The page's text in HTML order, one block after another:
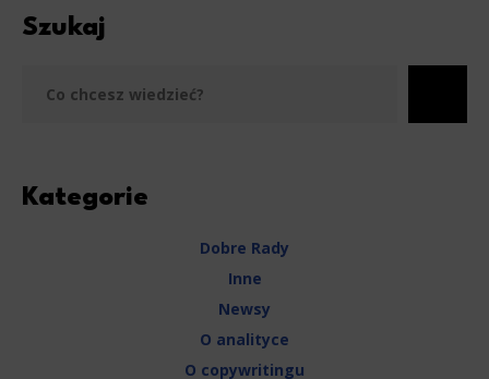
Szukaj
Kategorie
Dobre Rady
Inne
Newsy
O analityce
O copywritingu